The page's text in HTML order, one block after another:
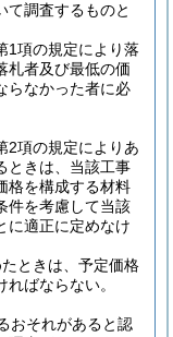
て調査するものと
1項の規定により落
札者及び最低の価
らなかった者に必
2項の規定によりあ
ときは、当該工事
格を構成する材料
件を考慮して当該
に適正に定めなけ
ときは、予定価格
ばならない。
おそれがあると認